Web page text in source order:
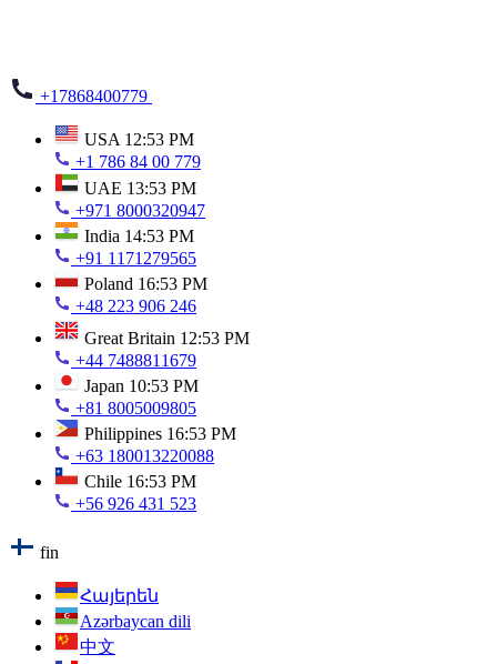
+17868400779
USA 12:53 PM
+1 786 84 00 779
UAE 13:53 PM
+971 8000320947
India 14:53 PM
+91 1171279565
Poland 16:53 PM
+48 223 906 246
Great Britain 12:53 PM
+44 7488811679
Japan 10:53 PM
+81 8005009805
Philippines 16:53 PM
+63 180013220088
Chile 16:53 PM
+56 926 431 523
fin
Հայերեն
Azərbaycan dili
中文